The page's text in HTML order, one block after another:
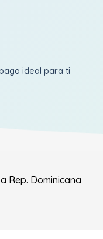
ideal para ti
Rep. Dominicana